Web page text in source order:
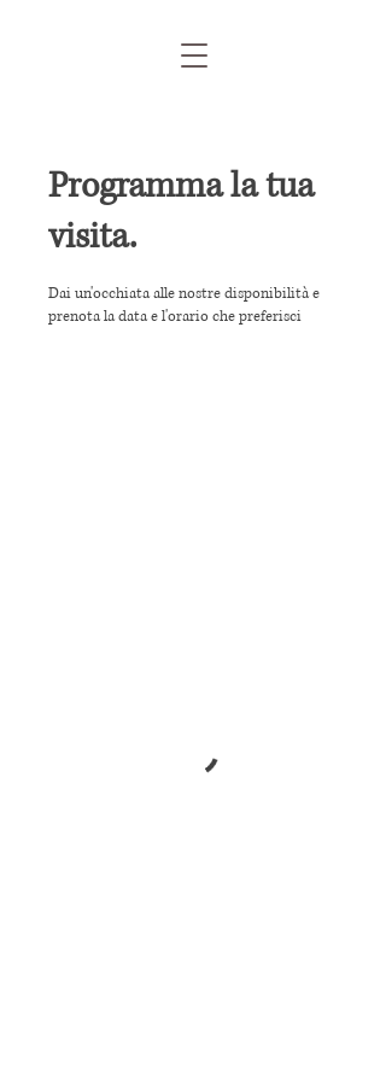
Programma la tua
visita.
Dai un'occhiata alle nostre disponibilità e
prenota la data e l'orario che preferisci